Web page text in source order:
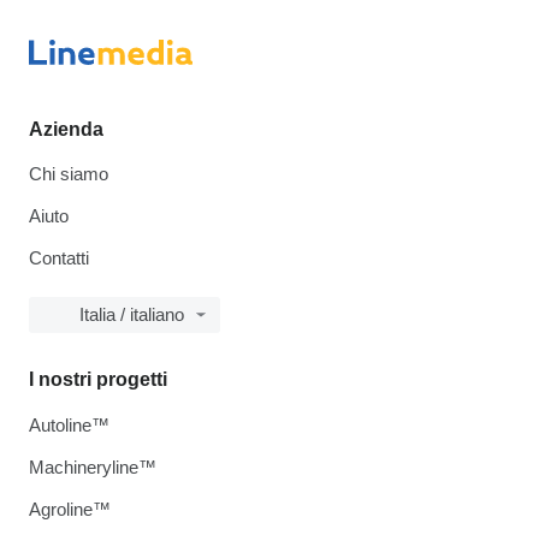
Azienda
Chi siamo
Aiuto
Contatti
Italia / italiano
I nostri progetti
Autoline™
Machineryline™
Agroline™